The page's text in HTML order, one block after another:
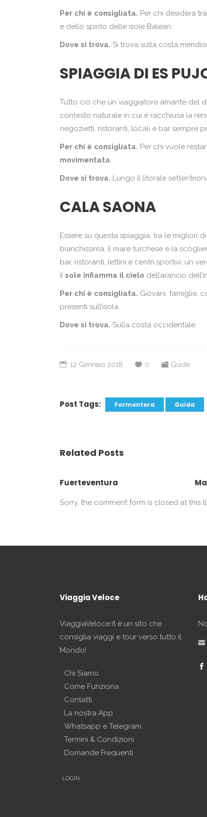
Per chi è consigliata. Per chi desidera
e dello spirito delle isole Baleari.
Dove si trova. Si trova sulla costa
SPIAGGIA DI ES
Tutto ciò che un viaggiatore amante del
contesto naturale in cui è racchiusa la
negozietti, ristoranti, locali e bar sempre
Per chi è consigliata. Per chi vuole
movimentata.
Dove si trova. Lungo il litorale
CALA SAONA
Essere su questa spiaggia, tra le migliori
bianchissima, il mare turchese e la
bar, ristoranti, lettini e centri sportivi: un
il sole infiamma il cielo dell’arancio
Per chi è consigliata. Giovani, famiglie,
presenti sull’isola.
Dove si trova. Sulla costa occidentale.
12 Gennaio 2018 0 Guide
Post Tags: Formentera Guida
Related Posts
Fuerteventura
Sorry, the comment form is closed at this
Viaggia Veloce
ViaggiaVeloce.it è un sito che
consiglia viaggi e tour verso tutto il
Mondo!
Chi Siamo
Come Funziona
Contatti
La nostra App
Whatsapp e Telegram
Termini & Condizioni
Domande Frequenti
LOGIN